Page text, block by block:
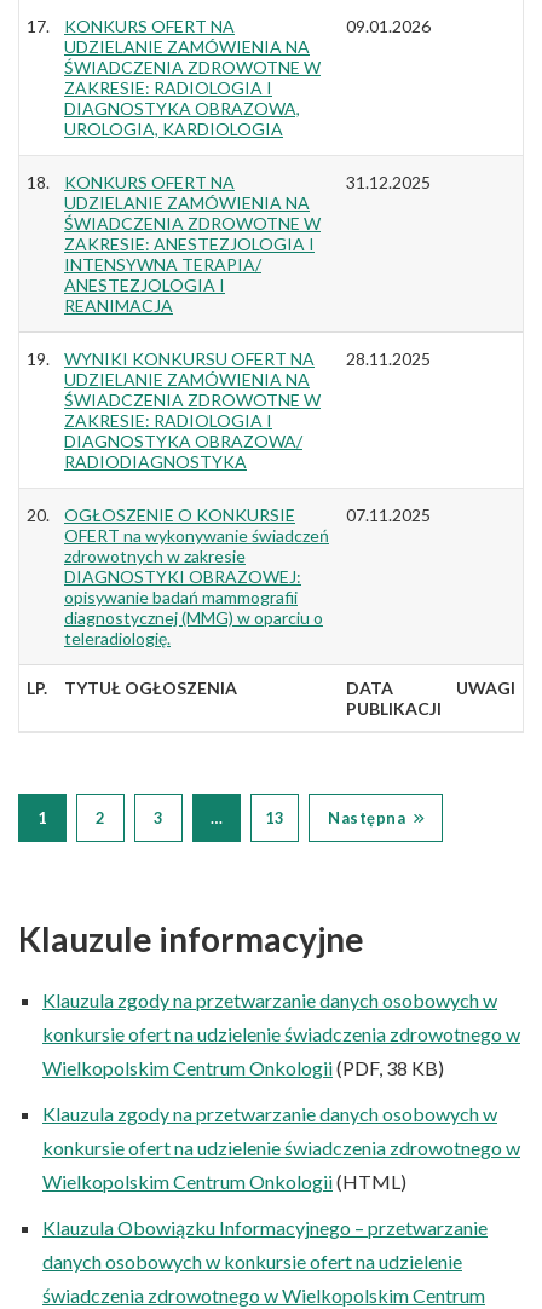
LP. TYTUŁ OGŁOSZENIA
DATA
PUBLIKACJI
UWAGI
17.
KONKURS OFERT NA
UDZIELANIE ZAMÓWIENIA NA
ŚWIADCZENIA ZDROWOTNE W
ZAKRESIE: RADIOLOGIA I
DIAGNOSTYKA OBRAZOWA,
UROLOGIA, KARDIOLOGIA
09.01.2026
18.
KONKURS OFERT NA
UDZIELANIE ZAMÓWIENIA NA
ŚWIADCZENIA ZDROWOTNE W
ZAKRESIE: ANESTEZJOLOGIA I
INTENSYWNA TERAPIA/
ANESTEZJOLOGIA I
REANIMACJA
31.12.2025
19.
WYNIKI KONKURSU OFERT NA
UDZIELANIE ZAMÓWIENIA NA
ŚWIADCZENIA ZDROWOTNE W
ZAKRESIE: RADIOLOGIA I
DIAGNOSTYKA OBRAZOWA/
RADIODIAGNOSTYKA
28.11.2025
20.
OGŁOSZENIE O KONKURSIE
OFERT na wykonywanie świadczeń
zdrowotnych w zakresie
DIAGNOSTYKI OBRAZOWEJ:
opisywanie badań mammografii
diagnostycznej (MMG) w oparciu o
teleradiologię.
07.11.2025
1 2 3 … 13 Następna
Klauzule informacyjne
Klauzula zgody na przetwarzanie danych osobowych w
konkursie ofert na udzielenie świadczenia zdrowotnego w
Wielkopolskim Centrum Onkologii(PDF, 38 KB)
Klauzula zgody na przetwarzanie danych osobowych w
konkursie ofert na udzielenie świadczenia zdrowotnego w
Wielkopolskim Centrum Onkologii(HTML)
Klauzula Obowiązku Informacyjnego – przetwarzanie
danych osobowych w konkursie ofert na udzielenie
świadczenia zdrowotnego w Wielkopolskim Centrum